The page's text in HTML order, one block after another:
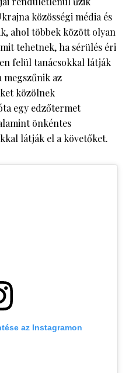
közösségi média és
ahol többek között olyan
tehetnek, ha sérülés éri
felül tanácsokkal látják
megszűnik az
közölnek
egy edzőtermet
önkéntes
látják el a követőket.
az Instagramon